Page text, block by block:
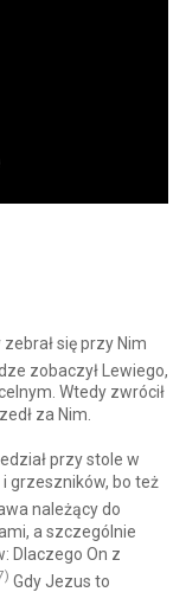
się przy Nim
zobaczył Lewiego,
Wtedy zwrócił
za Nim.
przy stole w
grzeszników, bo też
należący do
a szczególnie
Dlaczego On z
Gdy Jezus to